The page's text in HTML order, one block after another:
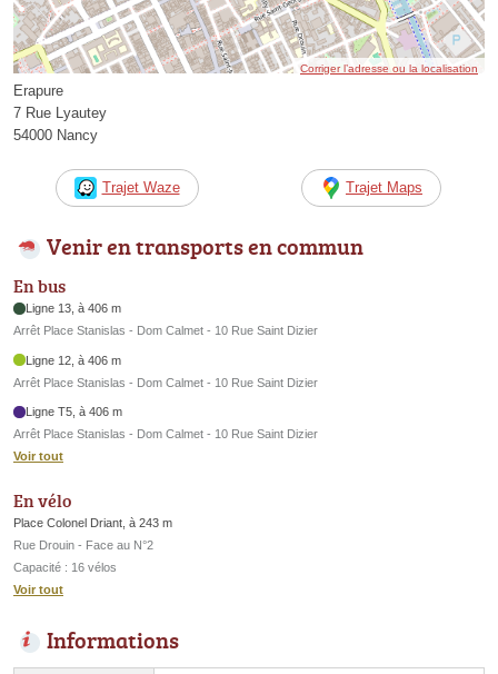
Corriger l’adresse ou la localisation
Erapure
7 Rue Lyautey
54000 Nancy
Trajet Waze Trajet Maps
Venir en transports en commun
En bus
Ligne 13, à 406 m
Arrêt Place Stanislas - Dom Calmet - 10 Rue Saint Dizier
Ligne 12, à 406 m
Arrêt Place Stanislas - Dom Calmet - 10 Rue Saint Dizier
Ligne T5, à 406 m
Arrêt Place Stanislas - Dom Calmet - 10 Rue Saint Dizier
Voir tout
En vélo
Place Colonel Driant, à 243 m
Rue Drouin - Face au N°2
Capacité : 16 vélos
Voir tout
Informations